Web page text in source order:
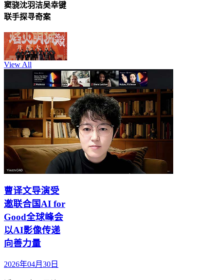
窦骁沈羽洁吴幸键
联手探寻奇案
View All
曹译文导演受
邀联合国AI for
Good全球峰会
以AI影像传递
向善力量
2026年04月30日